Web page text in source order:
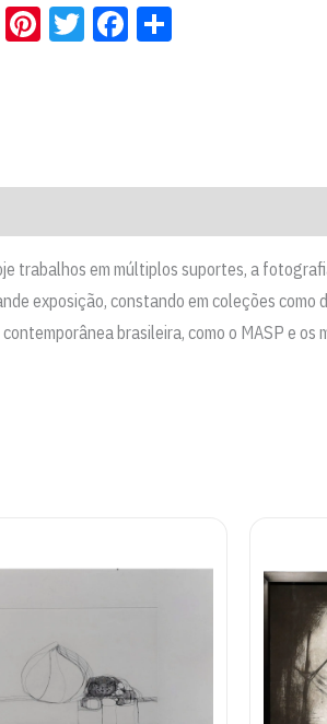
WhatsApp
Pinterest
TwitterFacebook
trabalhos em múltiplos suportes, a
exposição, constando em coleções
brasileira, como o MASP e os